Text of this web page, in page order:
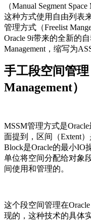
（Manual Segment
这种方式使用自由列表
管理方式（Freelist
Oracle 9i带来的全新的
Management，缩写为
手工段空间管理
Management）
MSSM管理方式是
面提到，区间（Extent
Block是Oracle的最小IO
单位将空间分配给对象
间使用和管理的。
这个段空间管理在
现的，这种技术的具体